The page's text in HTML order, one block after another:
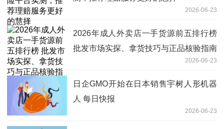
2026-06-23
2026年成人外卖店一手货源前五排行榜
批发市场实探、拿货技巧与正品核验指南
2026-06-23
日企GMO开始在日本销售宇树人形机器
人 每日快报
2026-06-23